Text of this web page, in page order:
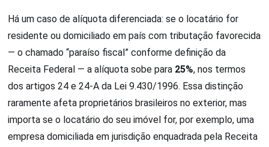
Há um caso de alíquota diferenciada: se o locatário for
residente ou domiciliado em país com tributação favorecida
— o chamado “paraíso fiscal” conforme definição da
Receita Federal — a alíquota sobe para 25%, nos termos
dos artigos 24 e 24-A da Lei 9.430/1996. Essa distinção
raramente afeta proprietários brasileiros no exterior, mas
importa se o locatário do seu imóvel for, por exemplo, uma
empresa domiciliada em jurisdição enquadrada pela Receita